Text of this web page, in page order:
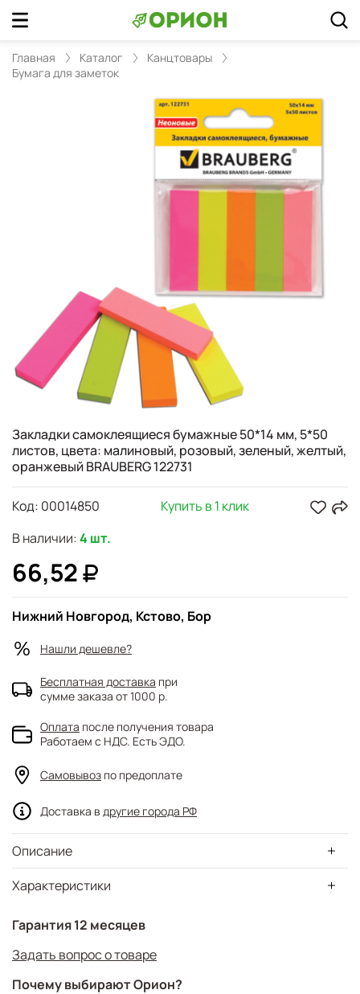
Главная Каталог
Канцтовары
Бумага для заметок
Закладки самоклеящиеся бумажные 50*14 мм, 5*50
листов, цвета: малиновый, розовый, зеленый, желтый,
оранжевый BRAUBERG 122731
Характеристики
Описание
Гарантия 12 месяцев
Задать вопрос о товаре
Почему выбирают Орион?
В наличии:4 шт.
66,52
Код: 00014850 Купить в 1 клик
Нижний Новгород, Кстово, Бор
Нашли дешевле?
Бесплатная доставка при
сумме заказа от 1000 р.
Оплата после получения товара
Работаем с НДС. Есть ЭДО.
Самовывоз по предоплате
Доставка в другие города РФ